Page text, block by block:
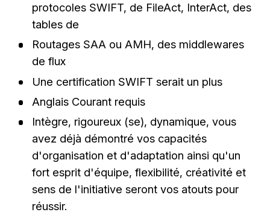
protocoles SWIFT, de FileAct, InterAct, des
tables de
Routages SAA ou AMH, des middlewares
de flux
Une certification SWIFT serait un plus
Anglais Courant requis
Intègre, rigoureux (se), dynamique, vous
avez déjà démontré vos capacités
d'organisation et d'adaptation ainsi qu'un
fort esprit d'équipe, flexibilité, créativité et
sens de l'initiative seront vos atouts pour
réussir.